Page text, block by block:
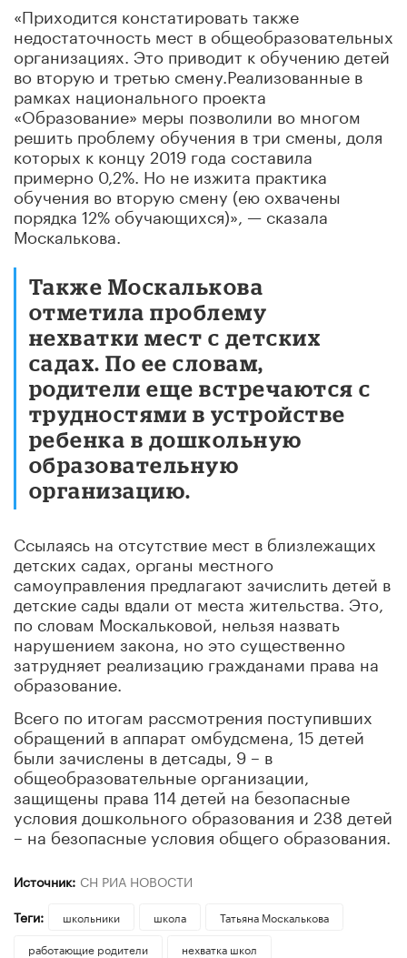
«Приходится констатировать также
недостаточность мест в общеобразовательных
организациях. Это приводит к обучению детей
во вторую и третью смену.Реализованные в
рамках национального проекта
«Образование» меры позволили во многом
решить проблему обучения в три смены, доля
которых к концу 2019 года составила
примерно 0,2%. Но не изжита практика
обучения во вторую смену (ею охвачены
порядка 12% обучающихся)», — сказала
Москалькова.
Также Москалькова
отметила проблему
нехватки мест с детских
садах. По ее словам,
родители еще встречаются с
трудностями в устройстве
ребенка в дошкольную
образовательную
организацию.
Ссылаясь на отсутствие мест в близлежащих
детских садах, органы местного
самоуправления предлагают зачислить детей в
детские сады вдали от места жительства. Это,
по словам Москальковой, нельзя назвать
нарушением закона, но это существенно
затрудняет реализацию гражданами права на
образование.
Всего по итогам рассмотрения поступивших
обращений в аппарат омбудсмена, 15 детей
были зачислены в детсады, 9 – в
общеобразовательные организации,
защищены права 114 детей на безопасные
условия дошкольного образования и 238 детей
– на безопасные условия общего образования.
Источник: СН РИА НОВОСТИ
Теги:
школьники школа
Татьяна Москалькова
работающие родители
нехватка школ